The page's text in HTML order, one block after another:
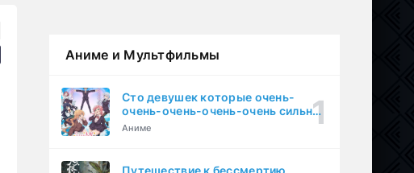
Аниме и Мультфильмы
Сто девушек которые очень-
очень-очень-очень-очень сильно
тебя любят (2023)
Аниме
Путешествие к бессмертию